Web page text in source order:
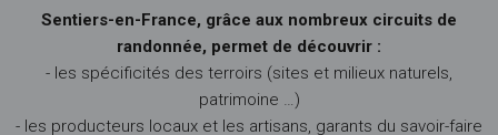
Sentiers-en-France, grâce aux nombreux circuits de
randonnée, permet de découvrir :
- les spécificités des terroirs (sites et milieux naturels,
patrimoine …)
- les producteurs locaux et les artisans, garants du savoir-faire